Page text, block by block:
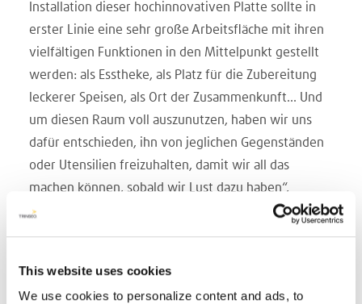
This website uses cookies
We use cookies to personalize content and ads, to
Installation dieser hochinnovativen Platte sollte in
erster Linie eine sehr große Arbeitsfläche mit ihren
vielfältigen Funktionen in den Mittelpunkt gestellt
werden: als Esstheke, als Platz für die Zubereitung
leckerer Speisen, als Ort der Zusammenkunft... Und
um diesen Raum voll auszunutzen, haben wir uns
dafür entschieden, ihn von jeglichen Gegenständen
oder Utensilien freizuhalten, damit wir all das
machen können, sobald wir Lust dazu haben“,
erläutert Laura begeistert.
beschichtet. Denn Solid Surface besitzt dieselben
Eigenschaften wie Holz und kann sogar mit